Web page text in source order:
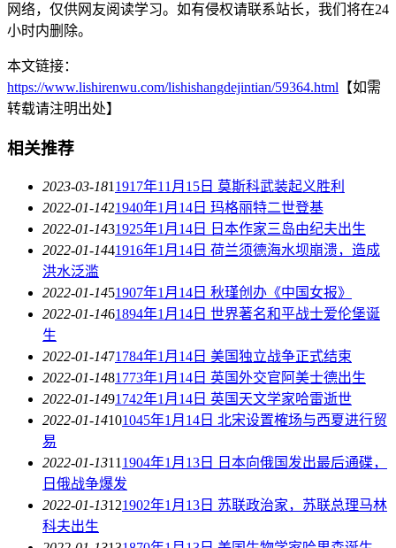
网络，仅供网友阅读学习。如有侵权请联系站长，我们将在24
小时内删除。
本文链接：
https://www.lishirenwu.com/lishishangdejintian/59364.html 【如需
转载请注明出处】
相关推荐
2023-03-181 1917年11月15日 莫斯科武装起义胜利
2022-01-1421940年1月14日 玛格丽特二世登基
2022-01-1431925年1月14日 日本作家三岛由纪夫出生
2022-01-1441916年1月14日 荷兰须德海水坝崩溃，造成
洪水泛滥
2022-01-1451907年1月14日 秋瑾创办《中国女报》
2022-01-1461894年1月14日 世界著名和平战士爱伦堡诞
生
2022-01-1471784年1月14日 美国独立战争正式结束
2022-01-1481773年1月14日 英国外交官阿美士德出生
2022-01-1491742年1月14日 英国天文学家哈雷逝世
2022-01-14101045年1月14日 北宋设置榷场与西夏进行贸
易
2022-01-1311 1904年1月13日 日本向俄国发出最后通碟，
日俄战争爆发
2022-01-13121902年1月13日 苏联政治家，苏联总理马林
科夫出生